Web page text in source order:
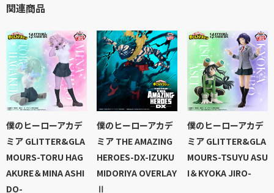
関連商品
僕のヒーローアカデ
ミア GLITTER&GLA
MOURS-TORU HAG
AKURE＆MINA ASHI
DO-
僕のヒーローアカデ
ミア THE AMAZING
HEROES-DX-IZUKU
MIDORIYA OVERLAY
Ⅱ
僕のヒーローアカデ
ミア GLITTER&GLA
MOURS-TSUYU ASU
I＆KYOKA JIRO-